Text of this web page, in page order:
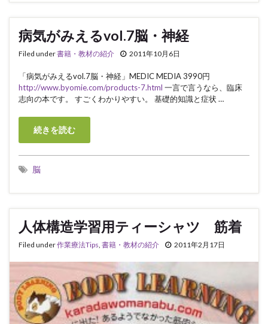
病気がみえるvol.7脳・神経
Filed under書籍・教材の紹介 2011年10月6日
「病気がみえるvol.7脳・神経」MEDIC MEDIA 3990円
http://www.byomie.com/products-7.html 一言で言うなら、臨床
志向の本です。 すごくわかりやすい。 基礎的知識と症状 …
続きを読む
脳
人体構造学習用ティーシャツ 筋着
Filed under作業療法Tips 書籍・教材の紹介 2011年2月17日